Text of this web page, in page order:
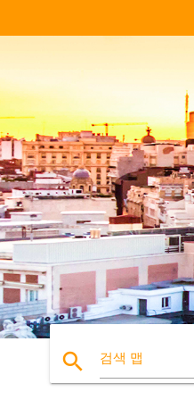
search 검색 맵